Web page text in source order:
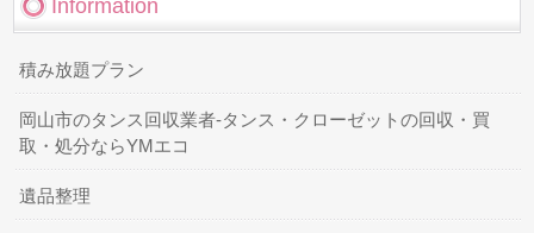
Information
積み放題プラン
岡山市のタンス回収業者-タンス・クローゼットの回収・買
取・処分ならYMエコ
遺品整理